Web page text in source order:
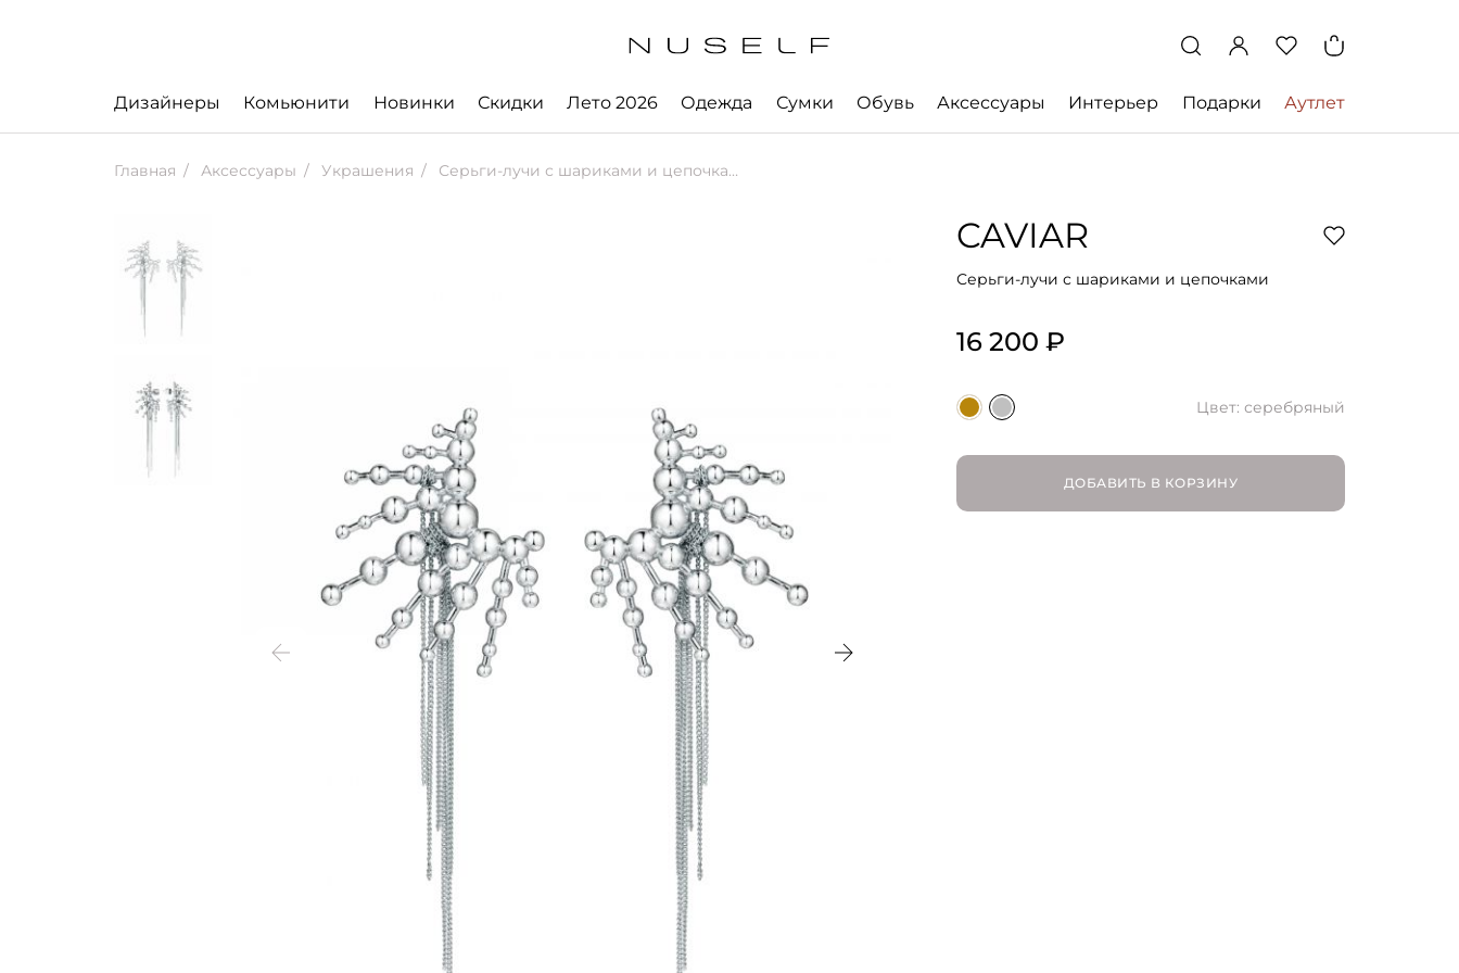
Дизайнеры Комьюнити Новинки Скидки Лето 2026 Одежда Сумки Обувь Аксессуары Интерьер Подарки Аутлет
Главная Аксессуары Украшения Серьги-лучи с шариками и цепочками
CAVIAR
Серьги-лучи с шариками и цепочками
16 200 ₽
Цвет: серебряный
ДОБАВИТЬ В КОРЗИНУ